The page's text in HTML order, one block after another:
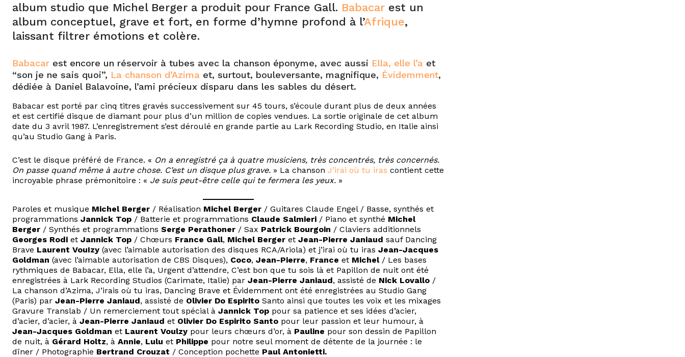
album studio que Michel Berger a produit pour France Gall. Babacar est un
album conceptuel, grave et fort, en forme d’hymne profond à l’Afrique,
laissant filtrer émotions et colère.
Babacar est encore un réservoir à tubes avec la chanson éponyme, avec aussi Ella, elle l’a et
“son je ne sais quoi”, La chanson d’Azima et, surtout, bouleversante, magnifique, Évidemment,
dédiée à Daniel Balavoine, l’ami précieux disparu dans les sables du désert.
Babacar est porté par cinq titres gravés successivement sur 45 tours, s’écoule durant plus de deux années
et est certifié disque de diamant pour plus d’un million de copies vendues. La sortie originale de cet album
date du 3 avril 1987. L’enregistrement s’est déroulé en grande partie au Lark Recording Studio, en Italie ainsi
qu’au Studio Gang à Paris.
C’est le disque préféré de France. « On a enregistré ça à quatre musiciens, très concentrés, très concernés.
On passe quand même à autre chose. C’est un disque plus grave. » La chanson J’irai où tu iras contient cette
incroyable phrase prémonitoire : « Je suis peut-être celle qui te fermera les yeux. »
Paroles et musique Michel Berger / Réalisation Michel Berger / Guitares Claude Engel / Basse, synthés et
programmations Jannick Top / Batterie et programmations Claude Salmieri / Piano et synthé Michel
Berger / Synthés et programmations Serge Perathoner / Sax Patrick Bourgoin / Claviers additionnels
Georges Rodi et Jannick Top / Chœurs France Gall, Michel Berger et Jean-Pierre Janiaud sauf Dancing
Brave Laurent VouIzy (avec l’aimable autorisation des disques RCA/Ariola) et j’irai où tu iras Jean-Jacques
Goldman (avec l’aimable autorisation de CBS Disques), Coco, Jean-Pierre, France et Michel/ Les bases
rythmiques de Babacar, Ella, elle l’a, Urgent d’attendre, C’est bon que tu sois là et Papillon de nuit ont été
enregistrées à Lark Recording Studios (Carimate, Italie) par Jean-Pierre Janiaud, assisté de Nick Lovallo /
La chanson d’Azima, J’irais où tu iras, Dancing Brave et Évidemment ont été enregistrées au Studio Gang
(Paris) par Jean-Pierre Janiaud, assisté de Olivier Do Espirito Santo ainsi que toutes les voix et les mixages
Gravure Translab / Un remerciement tout spécial à Jannick Top pour sa patience et ses idées d’acier,
d’acier, d’acier, à Jean-Pierre Janiaud et Olivier Do Espirito Santo pour leur passion et leur humour, à
Jean-Jacques Goldman et Laurent Voulzy pour leurs chœurs d’or, à Pauline pour son dessin de Papillon
de nuit, à Gérard Holtz, à Annie, Lulu et Philippe pour notre seul moment de détente de la journée : le
dîner / Photographie Bertrand Crouzat / Conception pochette Paul Antonietti.